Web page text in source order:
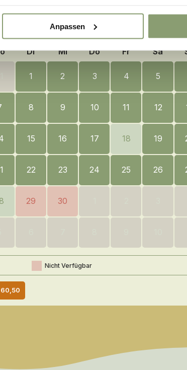
Anpassen
September
Di Mi Do Fr Sa
1 2 3 4 5
8 9 10 11 12
15 16 17 18 19
22 23 24 25 26
29 30
Nicht Verfügbar
60,50